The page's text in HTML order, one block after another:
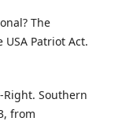
The
Patriot Act.
Right. Southern
from